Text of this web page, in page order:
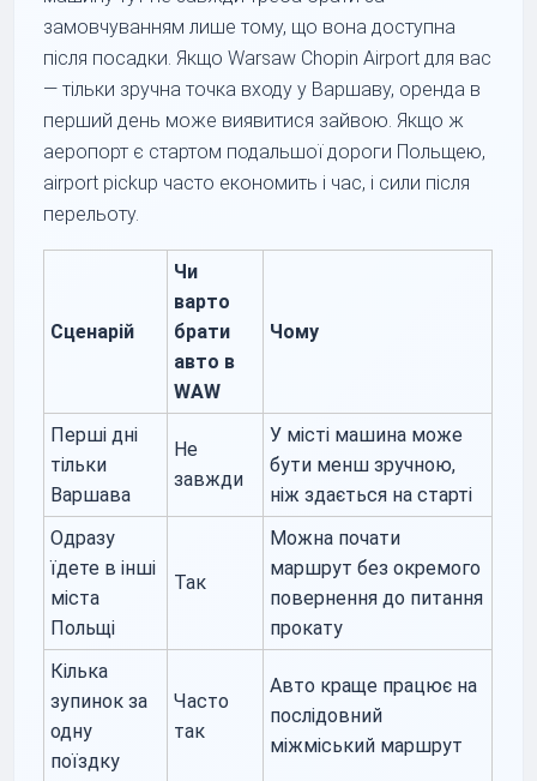
замовчуванням лише тому, що вона доступна
після посадки. Якщо Warsaw Chopin Airport для вас
— тільки зручна точка входу у Варшаву, оренда в
перший день може виявитися зайвою. Якщо ж
аеропорт є стартом подальшої дороги Польщею,
airport pickup часто економить і час, і сили після
перельоту.
Сценарій
Чи
варто
брати
авто в
WAW
Чому
Перші дні
тільки
Варшава
Не
завжди
У місті машина може
бути менш зручною,
ніж здається на старті
Одразу
їдете в інші
міста
Польщі
Так
Можна почати
маршрут без окремого
повернення до питання
прокату
Кілька
зупинок за
одну
поїздку
Часто
так
Авто краще працює на
послідовний
міжміський маршрут